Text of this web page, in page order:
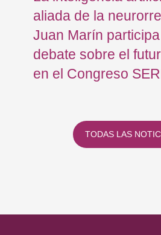
aliada de la
Juan Marín
debate sobre el
en el Congreso
TODAS LAS